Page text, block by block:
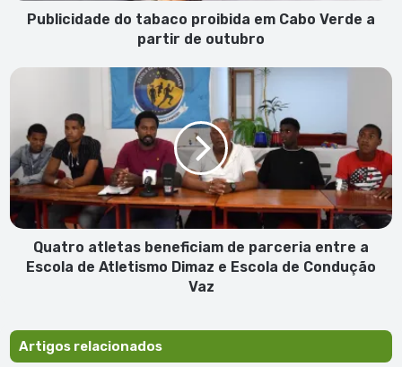
Publicidade do tabaco proibida em Cabo Verde a
partir de outubro
Quatro
beneficiam
parceria
entre
a
Escola
de
Atletismo
Dimaz
Condução
Vaz
Quatro atletas beneficiam de parceria entre a
Escola de Atletismo Dimaz e Escola de Condução
Vaz
Artigos relacionados